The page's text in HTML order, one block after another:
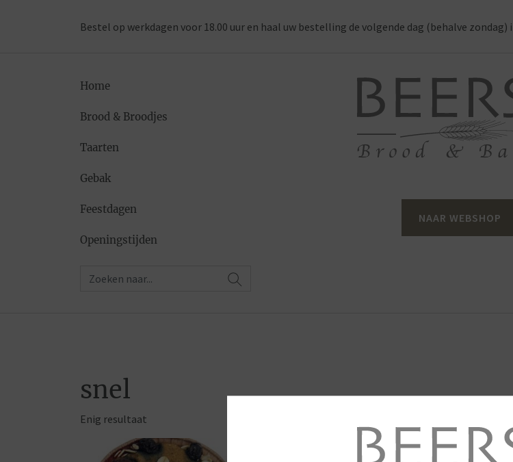
Bestel op werkdagen voor 18.00 uur en haal uw bestelling de volgende dag (behalve zondag)
Home
Brood & Broodjes
Taarten
Gebak
Feestdagen
Openingstijden
NAAR WEBSHOP
snel
Enig resultaat